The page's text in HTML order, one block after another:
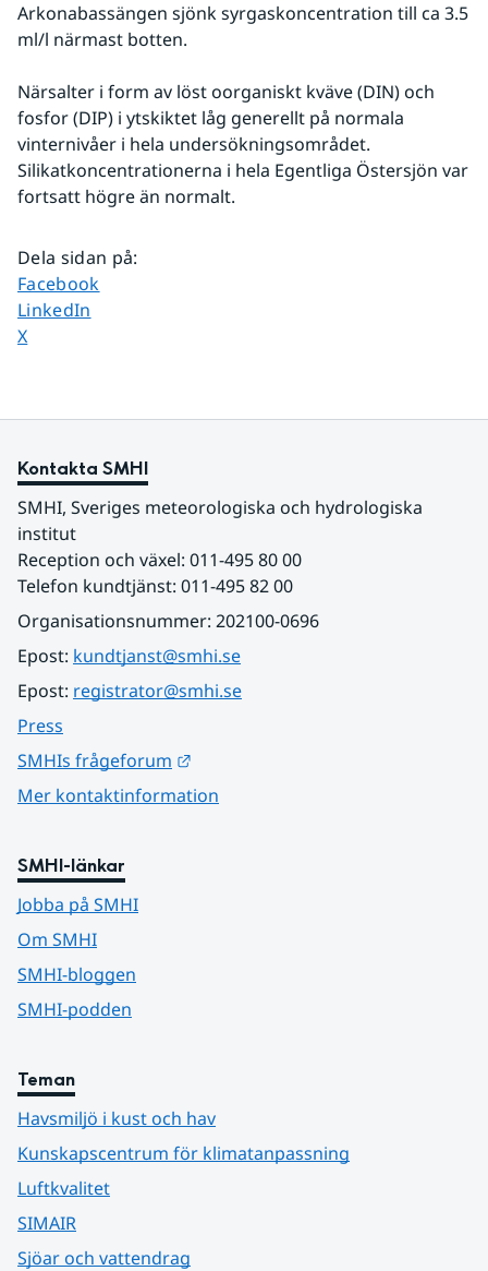
Arkonabassängen sjönk syrgaskoncentration till ca 3.5
ml/l närmast botten.
Närsalter i form av löst oorganiskt kväve (DIN) och
fosfor (DIP) i ytskiktet låg generellt på normala
vinternivåer i hela undersökningsområdet.
Silikatkoncentrationerna i hela Egentliga Östersjön var
fortsatt högre än normalt.
Dela sidan på:
Dela sidan på
Facebook
Dela sidan på
LinkedIn
Dela sidan på
X
Kontakta SMHI
SMHI, Sveriges meteorologiska och hydrologiska
institut
Reception och växel: 011-495 80 00
Telefon kundtjänst: 011-495 82 00
Organisationsnummer: 202100-0696
Epost: kundtjanst@smhi.se
Epost: registrator@smhi.se
Press
SMHIs frågeforum
Mer kontaktinformation
SMHI-länkar
Jobba på SMHI
Om SMHI
SMHI-bloggen
SMHI-podden
Teman
Havsmiljö i kust och hav
Kunskapscentrum för klimatanpassning
Luftkvalitet
SIMAIR
Sjöar och vattendrag